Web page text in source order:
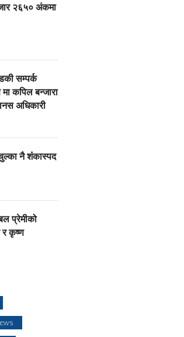
२६५० अंकमा
सम्पर्क
कपिल बन्जारा
अधिकारी
नै शंंकास्पद
प्रेमीको
र कृष्ण